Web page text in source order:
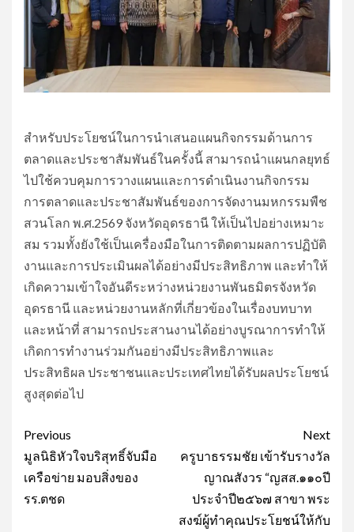
สำหรับประโยชน์ในการนำเสนอแผนกิจกรรมด้านการ
ตลาดและประชาสัมพันธ์ในครั้งนี้ สามารถนำแผนกลยุทธ์
ไปใช้ควบคุมการวางแผนและการดำเนินงานกิจกรรม
การตลาดและประชาสัมพันธ์ของการจัดงานมหกรรมพืช
สวนโลก พ.ศ.2569 จังหวัดอุดรธานี ให้เป็นไปอย่างเหมาะ
สม รวมทั้งยังใช้เป็นเครื่องมือในการติดตามผลการปฏิบัติ
งานและการประเมินผลได้อย่างมีประสิทธิภาพ และทำให้
เกิดความเข้าใจอันดีระหว่างหน่วยงานพันธมิตรจังหวัด
อุดรธานี และหน่วยงานหลักที่เกี่ยวข้องในเรื่องบทบาท
และหน้าที่ สามารถประสานงานได้อย่างบูรณาการทำให้
เกิดการทำงานร่วมกันอย่างมีประสิทธิภาพและ
ประสิทธิผล ประชาชนและประเทศไทยได้รับผลประโยชน์
สูงสุดต่อไป
Post
navigation
Previous
มูลนิธิหัวใจบริสุทธิ์จับมือ
เครือข่าย มอบสิ่งของ
รร.ตชด
Next
ครูบาธรรมชัย เข้ารับรางวัล
ญาณสังวร “ญสส.๑๑๐ปี
ประจำปี๒๕๖๗ สาขา พระ
สงฆ์ผู้ทำคุณประโยชน์ให้กับ